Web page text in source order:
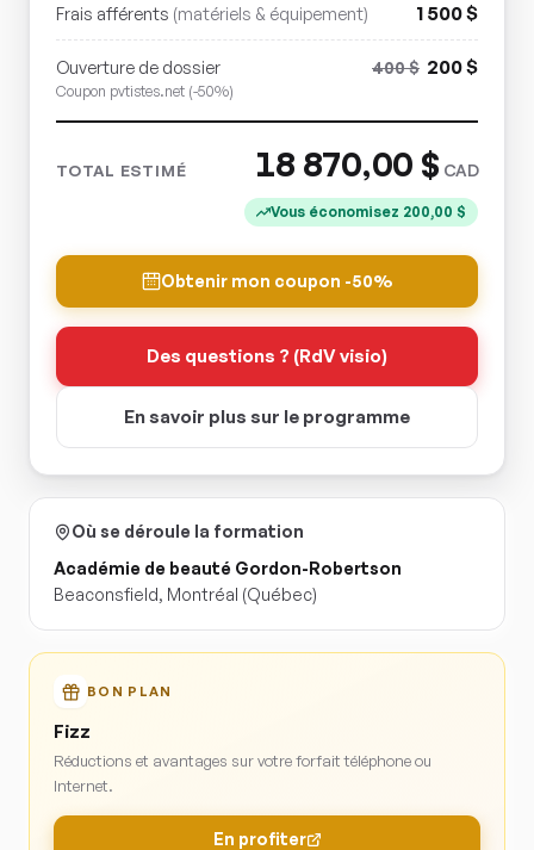
Frais afférents (matériels & équipement) 1 500$
Ouverture de dossier
Coupon pvtistes.net (-50%)
400$ 200$
TOTAL ESTIMÉ 18 870,00 $ CAD
Vous économisez 200,00 $
Obtenir mon coupon -50%
Des questions ? (RdV visio)
En savoir plus sur le programme
Où se déroule la formation
Académie de beauté Gordon-Robertson
Beaconsfield, Montréal (Québec)
BON PLAN
Fizz
Réductions et avantages sur votre forfait téléphone ou
Internet.
En profiter